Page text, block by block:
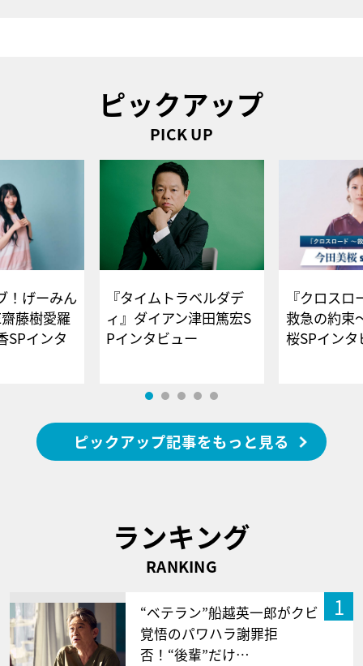
ピックアップ
PICK UP
！げーみん
藤樹愛羅
SPインタ
『タイムトラベルダデ
ィ』ダイアン津田篤宏S
Pインタビュー
『クロス
救急の約束
桜SPイ
ピックアップ記事をもっと見る
ランキング
RANKING
1
“ベテラン”船越英一郎がクビ
覚悟のパワハラ謝罪拒
否！“後輩”だけ…